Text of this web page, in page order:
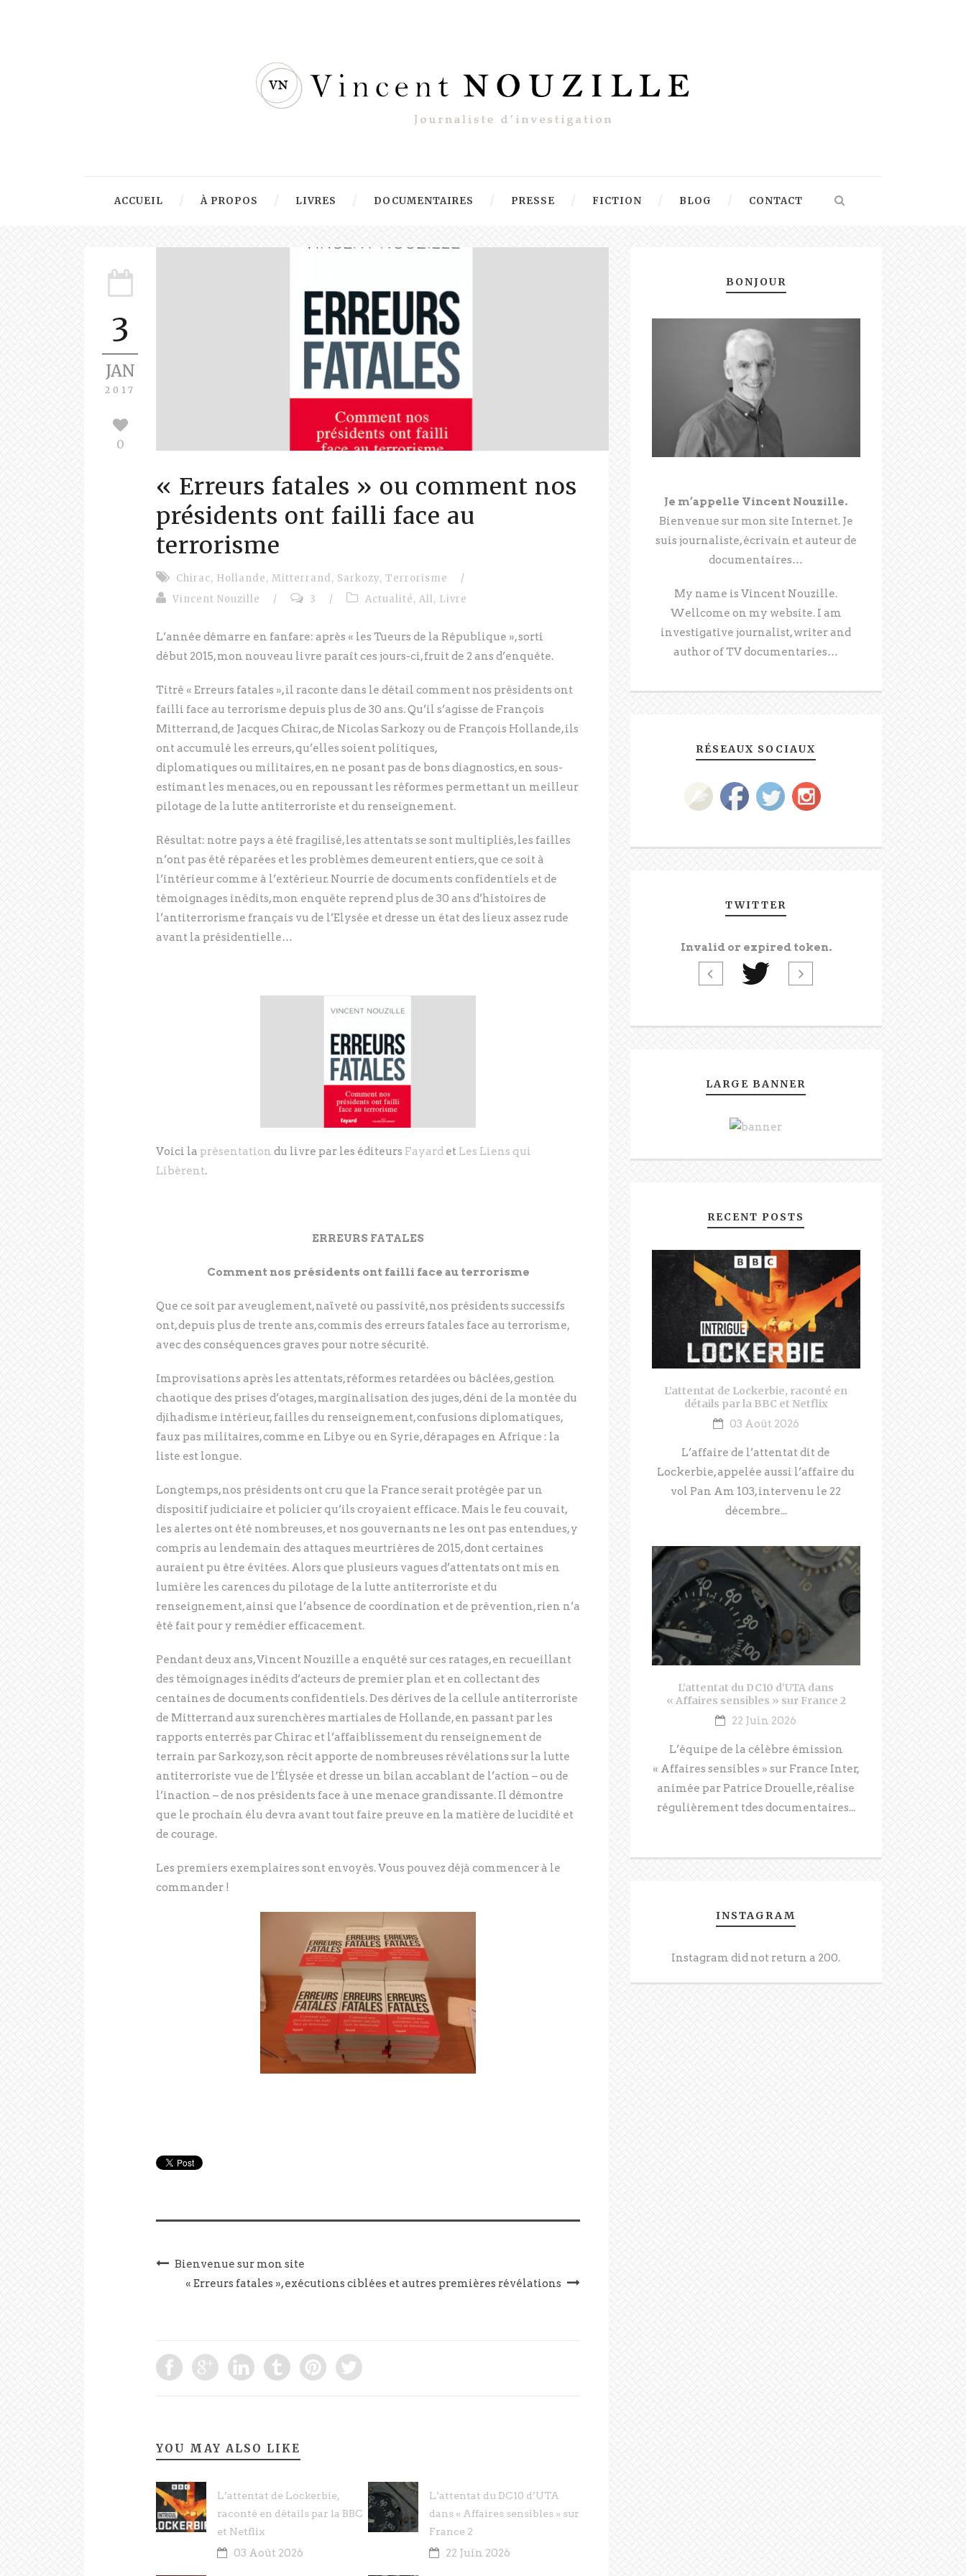
ACCUEIL À PROPOS LIVRES DOCUMENTAIRES PRESSE FICTION BLOG CONTACT
3
JAN
2017
0
« Erreurs fatales » ou comment nos
présidents ont failli face au
terrorisme
Chirac, Hollande, Mitterrand , Sarkozy, Terrorisme
/
Vincent Nouzille
/ 3 / Actualité, All, Livre
L’année démarre en fanfare: après « les Tueurs de la République », sorti
début 2015, mon nouveau livre paraît ces jours-ci, fruit de 2 ans d’enquête.
Titré « Erreurs fatales », il raconte dans le détail comment nos présidents ont
failli face au terrorisme depuis plus de 30 ans. Qu’il s’agisse de François
Mitterrand, de Jacques Chirac, de Nicolas Sarkozy ou de François Hollande, ils
ont accumulé les erreurs, qu’elles soient politiques,
diplomatiques ou militaires, en ne posant pas de bons diagnostics, en sous-
estimant les menaces, ou en repoussant les réformes permettant un meilleur
pilotage de la lutte antiterroriste et du renseignement.
Résultat: notre pays a été fragilisé, les attentats se sont multipliés, les failles
n’ont pas été réparées et les problèmes demeurent entiers, que ce soit à
l’intérieur comme à l’extérieur. Nourrie de documents confidentiels et de
témoignages inédits, mon enquête reprend plus de 30 ans d’histoires de
l’antiterrorisme français vu de l’Elysée et dresse un état des lieux assez rude
avant la présidentielle…
Voici la présentation du livre par les éditeurs Fayard et Les Liens qui
Libèrent.
ERREURS FATALES
Comment nos présidents ont failli face au terrorisme
Que ce soit par aveuglement, naïveté ou passivité, nos présidents successifs
ont, depuis plus de trente ans, commis des erreurs fatales face au terrorisme,
avec des conséquences graves pour notre sécurité.
Improvisations après les attentats, réformes retardées ou bâclées, gestion
chaotique des prises d’otages, marginalisation des juges, déni de la montée du
djihadisme intérieur, failles du renseignement, confusions diplomatiques,
faux pas militaires, comme en Libye ou en Syrie, dérapages en Afrique : la
liste est longue.
Longtemps, nos présidents ont cru que la France serait protégée par un
dispositif judiciaire et policier qu’ils croyaient efficace. Mais le feu couvait,
les alertes ont été nombreuses, et nos gouvernants ne les ont pas entendues, y
compris au lendemain des attaques meurtrières de 2015, dont certaines
auraient pu être évitées. Alors que plusieurs vagues d’attentats ont mis en
lumière les carences du pilotage de la lutte antiterroriste et du
renseignement, ainsi que l’absence de coordination et de prévention, rien n’a
été fait pour y remédier efficacement.
Pendant deux ans, Vincent Nouzille a enquêté sur ces ratages, en recueillant
des témoignages inédits d’acteurs de premier plan et en collectant des
centaines de documents confidentiels. Des dérives de la cellule antiterroriste
de Mitterrand aux surenchères martiales de Hollande, en passant par les
rapports enterrés par Chirac et l’affaiblissement du renseignement de
terrain par Sarkozy, son récit apporte de nombreuses révélations sur la lutte
antiterroriste vue de l’Élysée et dresse un bilan accablant de l’action – ou de
l’inaction – de nos présidents face à une menace grandissante. Il démontre
que le prochain élu devra avant tout faire preuve en la matière de lucidité et
de courage.
Les premiers exemplaires sont envoyés. Vous pouvez déjà commencer à le
commander !
Bienvenue sur mon site
« Erreurs fatales », exécutions ciblées et autres premières révélations
YOU MAY ALSO LIKE
L’attentat de Lockerbie,
raconté en détails par la BBC
et Netflix
03 Août 2026
L’attentat du DC10 d’UTA
dans « Affaires sensibles » sur
France 2
22 Juin 2026
BONJOUR
Je m’appelle Vincent Nouzille.
Bienvenue sur mon site Internet. Je
suis journaliste, écrivain et auteur de
documentaires…
My name is Vincent Nouzille.
Wellcome on my website. I am
investigative journalist, writer and
author of TV documentaries…
RÉSEAUX SOCIAUX
TWITTER
Invalid or expired token.
LARGE BANNER
RECENT POSTS
L’attentat de Lockerbie, raconté en
détails par la BBC et Netflix
03 Août 2026
L’affaire de l’attentat dit de
Lockerbie, appelée aussi l’affaire du
vol Pan Am 103, intervenu le 22
décembre...
L’attentat du DC10 d’UTA dans
« Affaires sensibles » sur France 2
22 Juin 2026
L’équipe de la célèbre émission
« Affaires sensibles » sur France Inter,
animée par Patrice Drouelle, réalise
régulièrement tdes documentaires...
INSTAGRAM
Instagram did not return a 200.